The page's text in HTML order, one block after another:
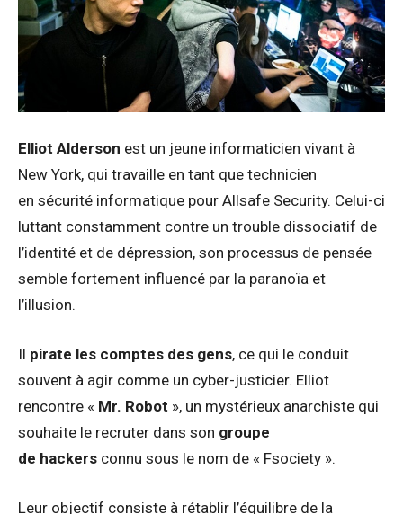
Elliot Alderson est un jeune informaticien vivant à
New York, qui travaille en tant que technicien
en sécurité informatique pour Allsafe Security. Celui-ci
luttant constamment contre un trouble dissociatif de
l’identité et de dépression, son processus de pensée
semble fortement influencé par la paranoïa et
l’illusion.
Il pirate les comptes des gens, ce qui le conduit
souvent à agir comme un cyber-justicier. Elliot
rencontre « Mr. Robot », un mystérieux anarchiste qui
souhaite le recruter dans son groupe
de hackers connu sous le nom de « Fsociety ».
Leur objectif consiste à rétablir l’équilibre de la